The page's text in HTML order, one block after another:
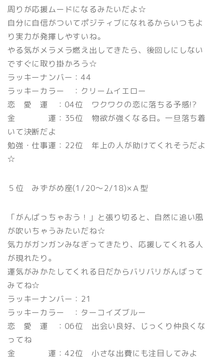
周りが応援ムードになるみたいだよ☆
自分に自信がついてポジティブになれるからいつもよ
り実力が発揮しやすいね。
やる気がメラメラ燃え出してきたら、後回しにしない
ですぐに取り掛かろう☆
ラッキーナンバー：44
ラッキーカラー ：クリームイエロー
恋 愛 運 ：04位 ワクワクの恋に落ちる予感!?
金 運：35位 物欲が強くなる日。一旦落ち着
いて決断だよ
勉強・仕事運：22位 年上の人が助けてくれそうだよ
☆
５位 みずがめ座(1/20〜2/18)×Ａ型
「がんばっちゃおう！」と張り切ると、自然に追い風
が吹いちゃうみたいだね☆
気力がガンガンみなぎってきたり、応援してくれる人
が現れたり。
運気がみかたしてくれる日だからバリバリがんばって
みてね☆
ラッキーナンバー：21
ラッキーカラー ：ターコイズブルー
恋 愛 運 ：06位 出会い良好、じっくり仲良くな
ってね
金 運：42位 小さな出費にも注目してみよ